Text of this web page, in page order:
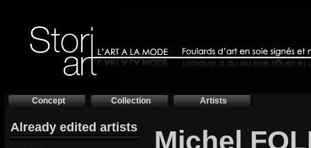
Concept Collection Artists
Already edited artists Michel